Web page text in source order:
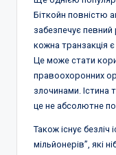
Біткойн повністю
забезпечує певний
кожна транзакція
Це може стати
правоохоронних
злочинами. Істина
це не абсолютне
Також існує
мільйонерів”, які